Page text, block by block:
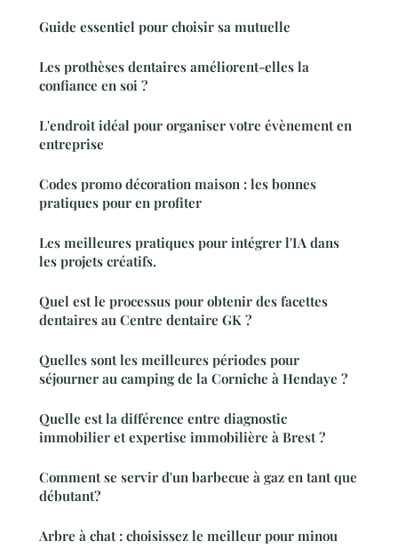
Guide essentiel pour choisir sa mutuelle
Les prothèses dentaires améliorent-elles la
confiance en soi ?
L'endroit idéal pour organiser votre évènement en
entreprise
Codes promo décoration maison : les bonnes
pratiques pour en profiter
Les meilleures pratiques pour intégrer l'IA dans
les projets créatifs.
Quel est le processus pour obtenir des facettes
dentaires au Centre dentaire GK ?
Quelles sont les meilleures périodes pour
séjourner au camping de la Corniche à Hendaye ?
Quelle est la différence entre diagnostic
immobilier et expertise immobilière à Brest ?
Comment se servir d'un barbecue à gaz en tant que
débutant?
Arbre à chat : choisissez le meilleur pour minou